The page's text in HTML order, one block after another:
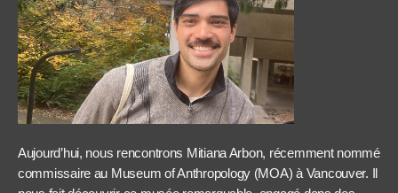
Aujourd’hui, nous rencontrons Mitiana Arbon, récemment nommé
commissaire au Museum of Anthropology (MOA) à Vancouver. Il